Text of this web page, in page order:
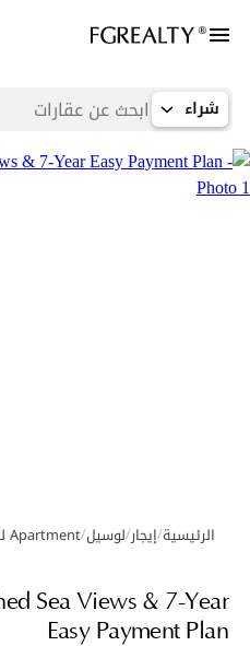
شراء
معرض الصور
الرئيسية/إيجار/لوسيل/Apartment للإيجار في منطقة المارينا
Sea Views & 7-Year
Easy Payment Plan